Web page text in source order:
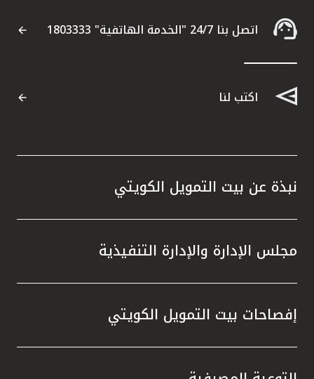
اتصل بنا 24/7 "الخدمة الهاتفية" 1803333
اكتب لنا
نبذة عن بيت التمويل الكويتي
مجلس الإدارة والإدارة التنفيذية
إفصاحات بيت التمويل الكويتي